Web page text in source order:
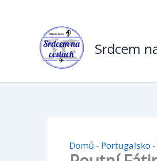
Srdcem
Domů - Portugalsko -